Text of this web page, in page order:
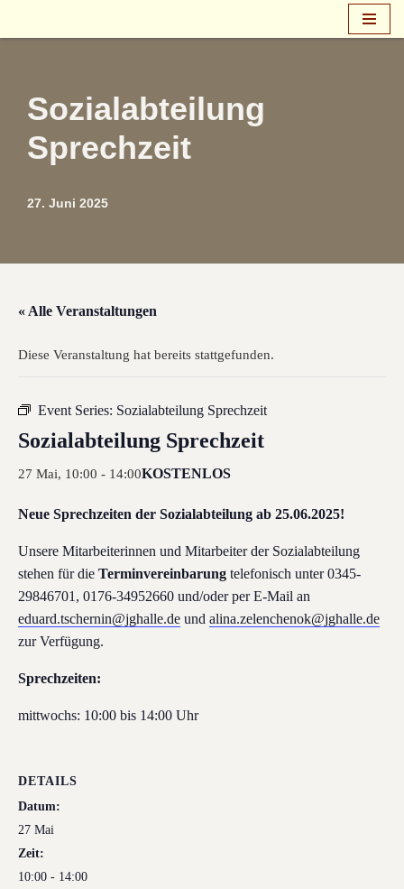
Sozialabteilung
Sprechzeit
27. Juni 2025
« Alle Veranstaltungen
Diese Veranstaltung hat bereits stattgefunden.
Event Series: Sozialabteilung Sprechzeit
Sozialabteilung Sprechzeit
27 Mai, 10:00 - 14:00KOSTENLOS
Neue Sprechzeiten der Sozialabteilung ab 25.06.2025!
Unsere Mitarbeiterinnen und Mitarbeiter der Sozialabteilung
stehen für die Terminvereinbarung telefonisch unter 0345-
29846701, 0176-34952660 und/oder per E-Mail an
eduard.tschernin@jghalle.de und alina.zelenchenok@jghalle.de
zur Verfügung.
Sprechzeiten:
mittwochs: 10:00 bis 14:00 Uhr
DETAILS
Datum:
27 Mai
Zeit:
10:00 - 14:00